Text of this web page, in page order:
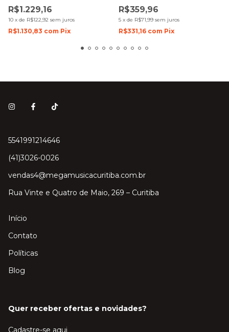
R$1.229,16
10 x de R$122,92 sem juros
R$1.130,83 com Pix
NATURAL SATIN
R$359,96
5 x de R$71,99 sem juros
R$331,16 com Pix
5541991214646
(41)3026-0026
vendas4@megamusicacuritiba.com.br
Rua Vinte e Quatro de Maio, 269 – Curitiba
Início
Contato
Políticas
Blog
Quer receber ofertas e novidades?
Cadastre-se aqui